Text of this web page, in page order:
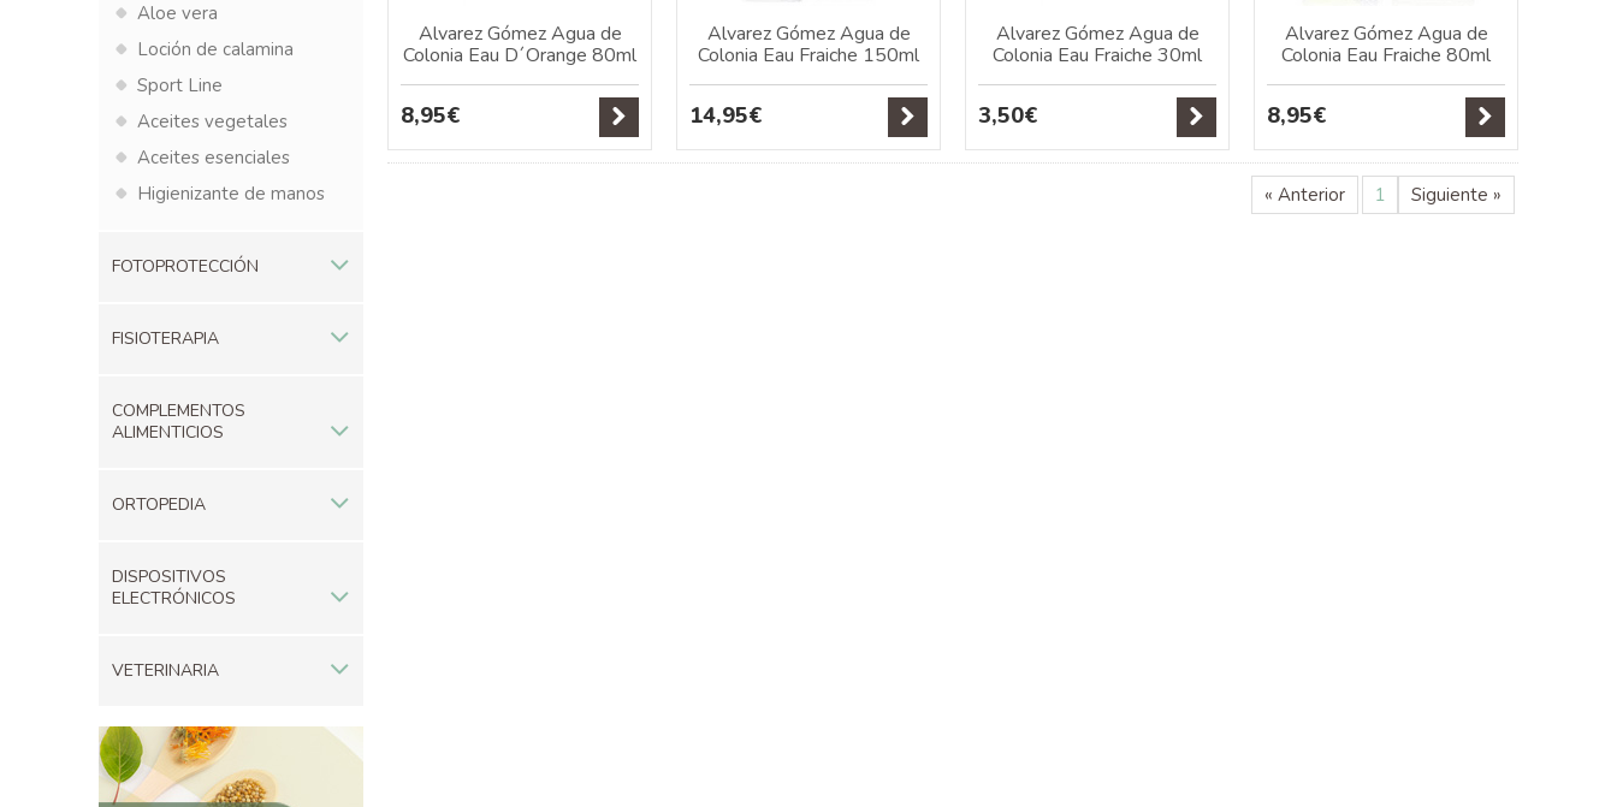
Aloe vera
Loción de calamina
Sport Line
Aceites vegetales
Aceites esenciales
Higienizante de manos
FOTOPROTECCIÓN
FISIOTERAPIA
COMPLEMENTOS
ALIMENTICIOS
ORTOPEDIA
DISPOSITIVOS
ELECTRÓNICOS
VETERINARIA
Alvarez Gómez Agua de
Colonia Eau D´Orange 80ml
8,95€
Alvarez Gómez Agua de
Colonia Eau Fraiche 150ml
14,95€
Alvarez Gómez Agua de
Colonia Eau Fraiche 30ml
3,50€
Alvarez Gómez Agua de
Colonia Eau Fraiche 80ml
8,95€
« Anterior 1 Siguiente »